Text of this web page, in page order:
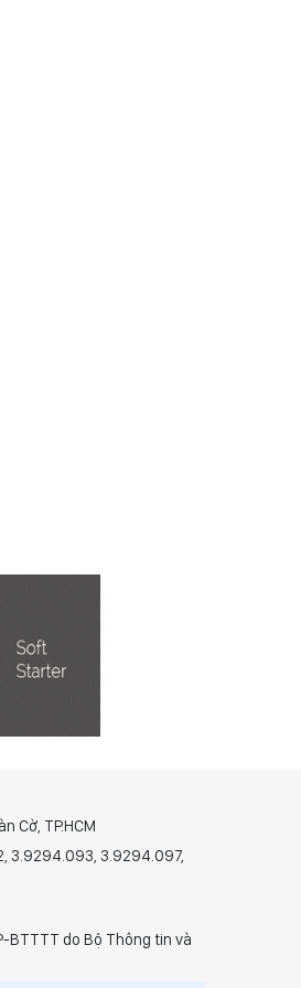
Cờ, TP.HCM
3.9294.093, 3.9294.097,
BTTTT do Bộ Thông tin và